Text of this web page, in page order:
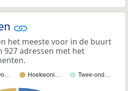
het meeste voor in de buurt
927 adressen met het
Hoekwoni…
Twee-ond…